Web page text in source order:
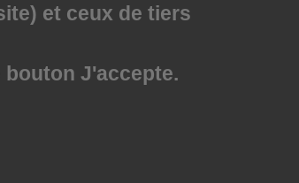
et ceux de tiers
J'accepte.